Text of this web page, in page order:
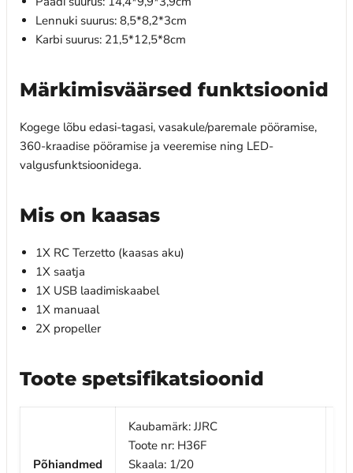
Lennuki suurus: 8,5*8,2*3cm
Karbi suurus: 21,5*12,5*8cm
Märkimisväärsed funktsioonid
Kogege lõbu edasi-tagasi, vasakule/paremale pööramise,
360-kraadise pööramise ja veeremise ning LED-
valgusfunktsioonidega.
Mis on kaasas
1X RC Terzetto (kaasas aku)
1X saatja
1X USB laadimiskaabel
1X manuaal
2X propeller
Toote spetsifikatsioonid
Põhiandmed
Kaubamärk: JJRC
Toote nr: H36F
Skaala: 1/20